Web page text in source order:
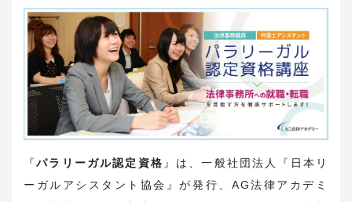
『パラリーガル認定資格 』は、一般社団法人『日本リ
ーガルアシスタント協会』が発行、AG法律アカデミ